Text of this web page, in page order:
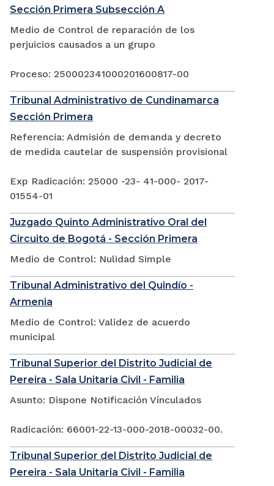
Sección Primera Subsección A
Medio de Control de reparación de los
perjuicios causados a un grupo
Proceso: 250002341000201600817-00
Tribunal Administrativo de Cundinamarca
Sección Primera
Referencia: Admisión de demanda y decreto
de medida cautelar de suspensión provisional
Exp Radicación: 25000 -23- 41-000- 2017-
01554-01
Juzgado Quinto Administrativo Oral del
Circuito de Bogotá - Sección Primera
Medio de Control: Nulidad Simple
Tribunal Administrativo del Quindío -
Armenia
Medio de Control: Validez de acuerdo
municipal
Tribunal Superior del Distrito Judicial de
Pereira - Sala Unitaria Civil - Familia
Asunto: Dispone Notificación Vínculados
Radicación: 66001-22-13-000-2018-00032-00.
Tribunal Superior del Distrito Judicial de
Pereira - Sala Unitaria Civil - Familia